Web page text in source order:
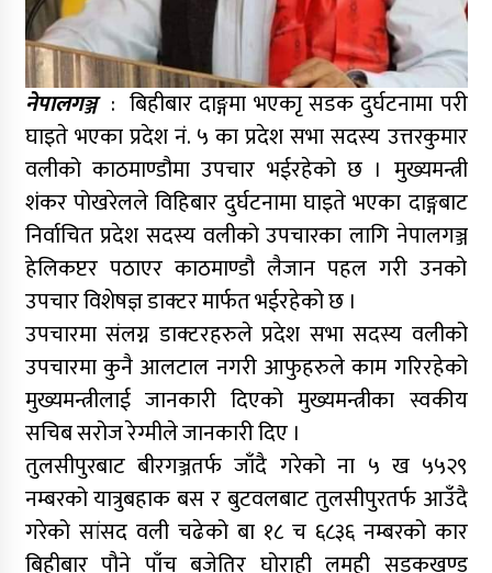
नेपालगञ्ज : बिहीबार दाङ्गमा भएकाृ सडक दुर्घटनामा परी
घाइते भएका प्रदेश नं. ५ का प्रदेश सभा सदस्य उत्तरकुमार
वलीको काठमाण्डौमा उपचार भईरहेको छ । मुख्यमन्त्री
शंकर पोखरेलले विहिबार दुर्घटनामा घाइते भएका दाङ्गबाट
निर्वाचित प्रदेश सदस्य वलीको उपचारका लागि नेपालगञ्ज
हेलिकप्टर पठाएर काठमाण्डौ लैजान पहल गरी उनको
उपचार विशेषज्ञ डाक्टर मार्फत भईरहेको छ ।
उपचारमा संलग्न डाक्टरहरुले प्रदेश सभा सदस्य वलीको
उपचारमा कुनै आलटाल नगरी आफुहरुले काम गरिरहेको
मुख्यमन्त्रीलाई जानकारी दिएको मुख्यमन्त्रीका स्वकीय
सचिब सरोज रेग्मीले जानकारी दिए ।
तुलसीपुरबाट बीरगञ्जतर्फ जाँदै गरेको ना ५ ख ५५२९
नम्बरको यात्रुबहाक बस र बुटवलबाट तुलसीपुरतर्फ आउँदै
गरेको सांसद वली चढेको बा १८ च ६८३६ नम्बरको कार
बिहीबार पौने पाँच बजेतिर घोराही लमही सडकखण्ड